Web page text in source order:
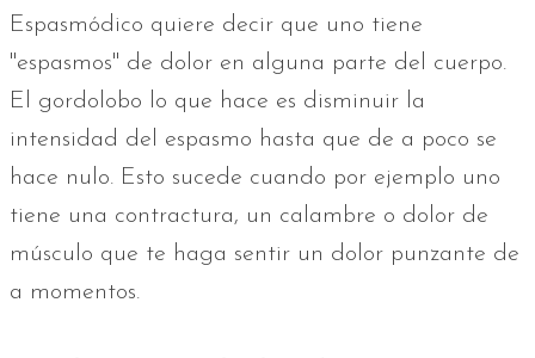
Espasmódico quiere decir que uno tiene
"espasmos" de dolor en alguna parte del cuerpo.
El gordolobo lo que hace es disminuir la
intensidad del espasmo hasta que de a poco se
hace nulo. Esto sucede cuando por ejemplo uno
tiene una contractura, un calambre o dolor de
músculo que te haga sentir un dolor punzante de
a momentos.